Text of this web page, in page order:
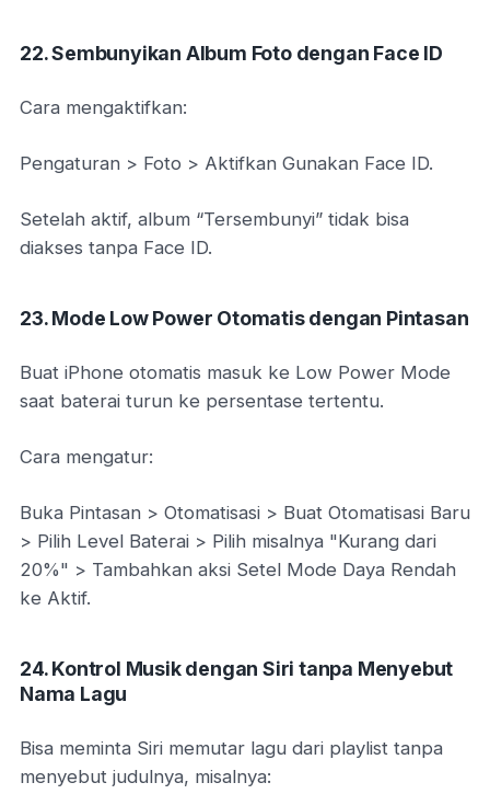
22. Sembunyikan Album Foto dengan Face ID
Cara mengaktifkan:
Pengaturan > Foto > Aktifkan Gunakan Face ID.
Setelah aktif, album “Tersembunyi” tidak bisa
diakses tanpa Face ID.
23. Mode Low Power Otomatis dengan Pintasan
Buat iPhone otomatis masuk ke Low Power Mode
saat baterai turun ke persentase tertentu.
Cara mengatur:
Buka Pintasan > Otomatisasi > Buat Otomatisasi Baru
> Pilih Level Baterai > Pilih misalnya "Kurang dari
20%" > Tambahkan aksi Setel Mode Daya Rendah
ke Aktif.
24. Kontrol Musik dengan Siri tanpa Menyebut
Nama Lagu
Bisa meminta Siri memutar lagu dari playlist tanpa
menyebut judulnya, misalnya: